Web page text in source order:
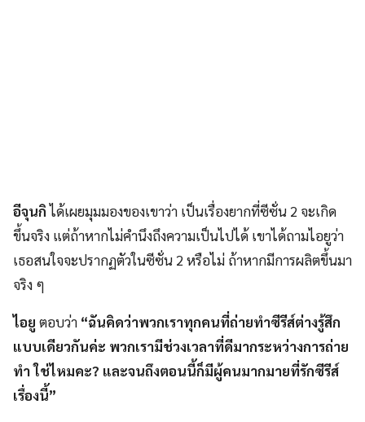
อีจุนกิได้เผยมุมมองของเขาว่า เป็นเรื่องยากที่ซีซั่น 2 จะเกิด
ขึ้นจริง แต่ถ้าหากไม่คำนึงถึงความเป็นไปได้ เขาได้ถามไอยูว่า
เธอสนใจจะปรากฏตัวในซีซั่น 2 หรือไม่ ถ้าหากมีการผลิตขึ้นมา
จริง ๆ
ไอยู ตอบว่า “ฉันคิดว่าพวกเราทุกคนที่ถ่ายทำซีรีส์ต่างรู้สึก
แบบเดียวกันค่ะ พวกเรามีช่วงเวลาที่ดีมากระหว่างการถ่าย
ทำ ใช่ไหมคะ? และจนถึงตอนนี้ก็มีผู้คนมากมายที่รักซีรีส์
เรื่องนี้”